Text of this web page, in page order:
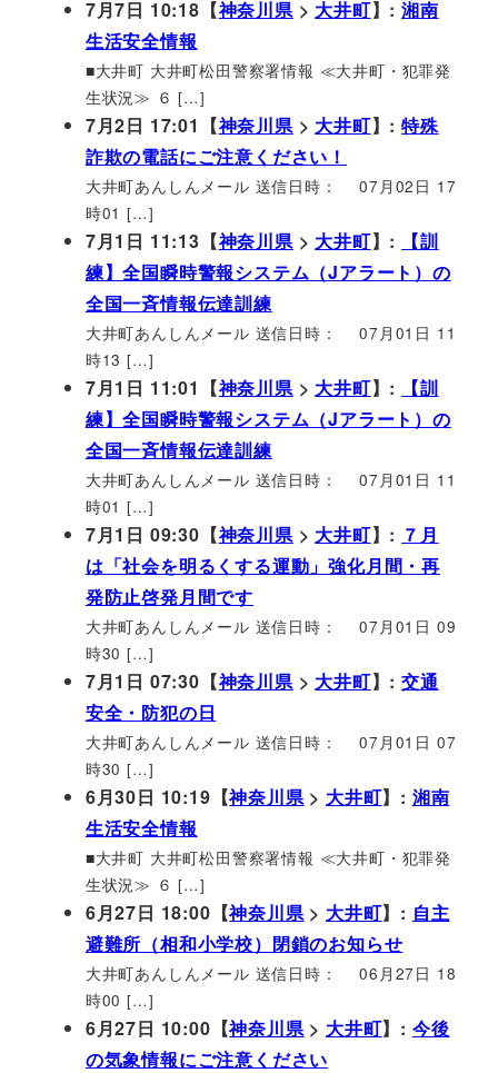
7月7日 10:18【神奈川県> 大井町】:湘南
生活安全情報
■大井町 大井町松田警察署情報 ≪大井町・犯罪発
生状況≫ ６ […]
7月2日 17:01【神奈川県> 大井町】:特殊
詐欺の電話にご注意ください！
大井町あんしんメール 送信日時： 07月02日 17
時01 […]
7月1日 11:13【神奈川県> 大井町】:
【訓
練】全国瞬時警報システム（Jアラート）の
全国一斉情報伝達訓練
大井町あんしんメール 送信日時： 07月01日 11
時13 […]
7月1日 11:01【神奈川県> 大井町】:
【訓
練】全国瞬時警報システム（Jアラート）の
全国一斉情報伝達訓練
大井町あんしんメール 送信日時： 07月01日 11
時01 […]
7月1日 09:30【神奈川県> 大井町】: ７月
は「社会を明るくする運動」強化月間・再
発防止啓発月間です
大井町あんしんメール 送信日時： 07月01日 09
時30 […]
7月1日 07:30【神奈川県> 大井町】:交通
安全・防犯の日
大井町あんしんメール 送信日時： 07月01日 07
時30 […]
6月30日 10:19【神奈川県> 大井町】: 湘南
生活安全情報
■大井町 大井町松田警察署情報 ≪大井町・犯罪発
生状況≫ ６ […]
6月27日 18:00【神奈川県> 大井町】: 自主
避難所（相和小学校）閉鎖のお知らせ
大井町あんしんメール 送信日時： 06月27日 18
時00 […]
6月27日 10:00【神奈川県> 大井町】: 今後
の気象情報にご注意ください